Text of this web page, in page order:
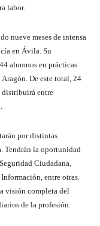
labor.
nueve meses de intensa
en Ávila. Su
alumnos en prácticas
De este total, 24
distribuirá entre
por distintas
Tendrán la oportunidad
Ciudadana,
entre otras.
visión completa del
de la profesión.